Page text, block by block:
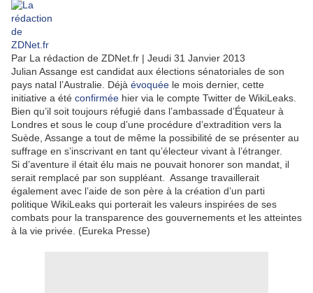
Par La rédaction de ZDNet.fr | Jeudi 31 Janvier 2013
Julian Assange est candidat aux élections sénatoriales de son
pays natal l’Australie. Déjà évoquée le mois dernier, cette
initiative a été confirmée hier via le compte Twitter de WikiLeaks.
Bien qu’il soit toujours réfugié dans l’ambassade d’Équateur à
Londres et sous le coup d’une procédure d’extradition vers la
Suède, Assange a tout de même la possibilité de se présenter au
suffrage en s’inscrivant en tant qu’électeur vivant à l’étranger.
Si d’aventure il était élu mais ne pouvait honorer son mandat, il
serait remplacé par son suppléant. Assange travaillerait
également avec l’aide de son père à la création d’un parti
politique WikiLeaks qui porterait les valeurs inspirées de ses
combats pour la transparence des gouvernements et les atteintes
à la vie privée. (Eureka Presse)